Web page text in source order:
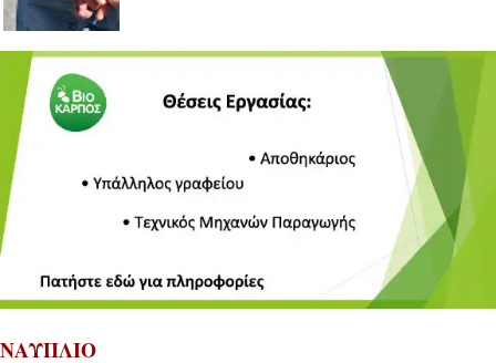
ΝΑΥΠΛΙΟ